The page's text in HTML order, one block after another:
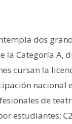
dos
la Categoría
cursan la
de
estudiantes;